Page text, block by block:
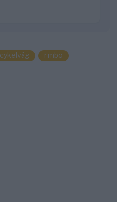
cykelväg
rimbo